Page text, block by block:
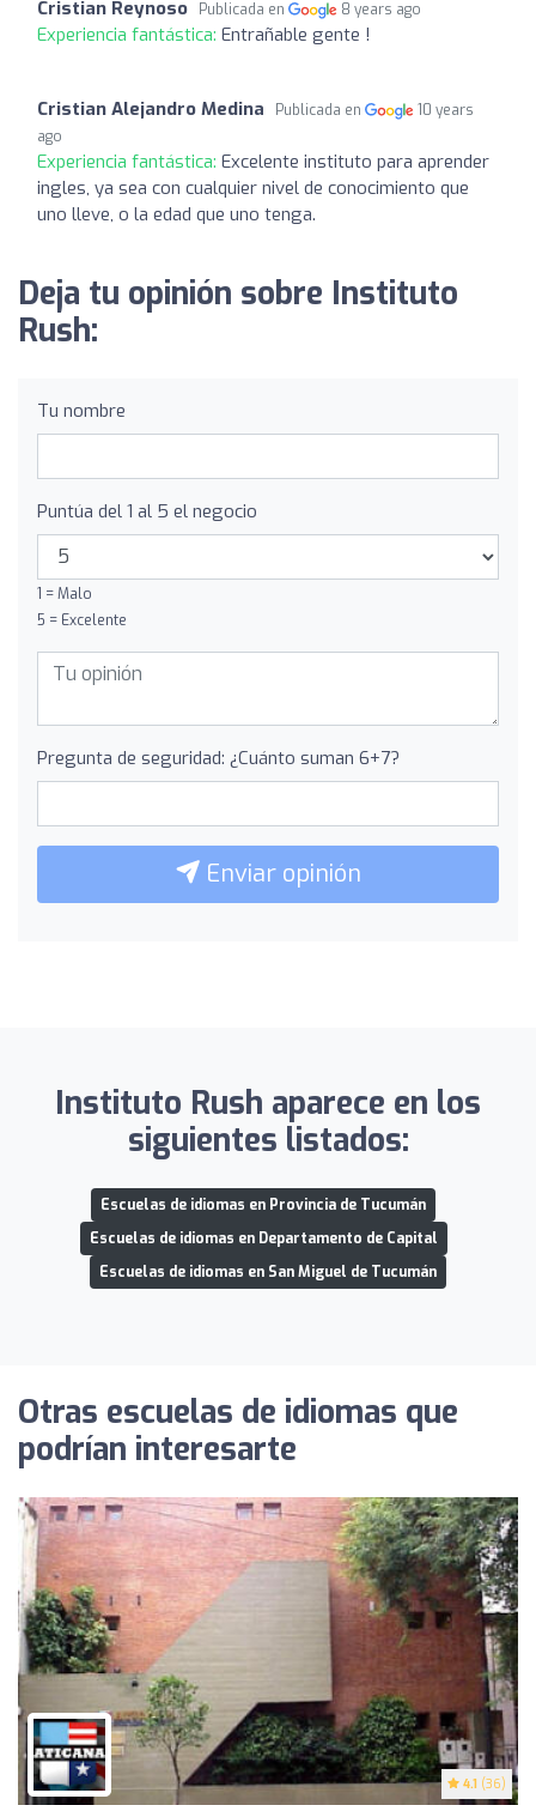
Cristian Reynoso Publicada en 8 years ago
Experiencia fantástica: Entrañable gente !
Cristian Alejandro Medina Publicada en
10 years
ago
Experiencia fantástica: Excelente instituto para aprender
ingles, ya sea con cualquier nivel de conocimiento que
uno lleve, o la edad que uno tenga.
Deja tu opinión sobre Instituto
Rush:
Tu nombre
Puntúa del 1 al 5 el negocio
1 = Malo
5 = Excelente
Pregunta de seguridad: ¿Cuánto suman 6+7?
Enviar opinión
Instituto Rush aparece en los
siguientes listados:
Escuelas de idiomas en Provincia de Tucumán
Escuelas de idiomas en Departamento de Capital
Escuelas de idiomas en San Miguel de Tucumán
Otras escuelas de idiomas que
podrían interesarte
4.1 (36)